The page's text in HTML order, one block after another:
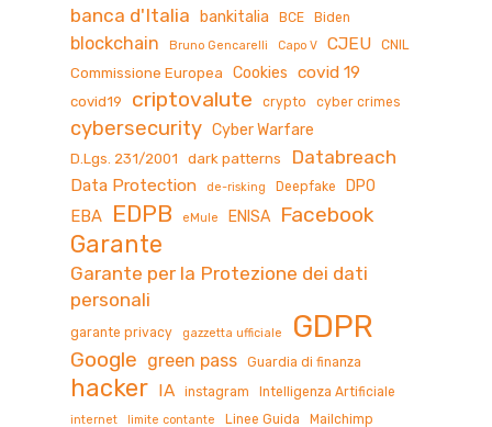
banca d'Italia bankitalia BCE Biden
blockchain Bruno Gencarelli Capo V CJEU CNIL
Commissione Europea Cookies covid 19
covid19 criptovalute crypto cyber crimes
cybersecurity Cyber Warfare
D.Lgs. 231/2001 dark patterns Databreach
Data Protection de-risking Deepfake DPO
EBA EDPB eMule ENISA Facebook
Garante
Garante per la Protezione dei dati
personali
garante privacy gazzetta ufficiale GDPR
Google green pass Guardia di finanza
hacker IA instagram Intelligenza Artificiale
internet limite contante Linee Guida Mailchimp